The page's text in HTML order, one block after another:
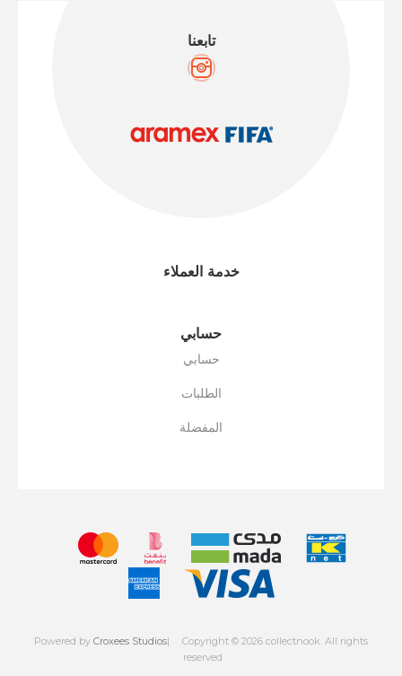
تابعنا
خدمة العملاء
حسابي
حسابي
الطلبات
المفضلة
Powered by Croxees Studios
.Copyright © 2026 collectnook. All rights
reserved